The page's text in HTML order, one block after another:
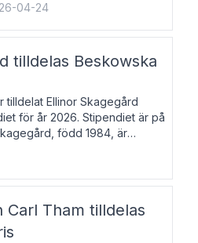
04-24
tilldelas Beskowska
tilldelat Ellinor Skagegård
för år 2026. Stipendiet är på
född 1984, är
Hon skriver
Dagbladet, Ups
Carl Tham tilldelas